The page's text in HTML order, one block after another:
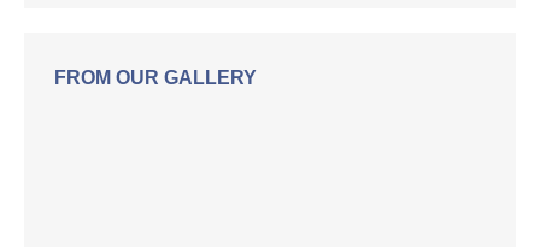
FROM OUR GALLERY